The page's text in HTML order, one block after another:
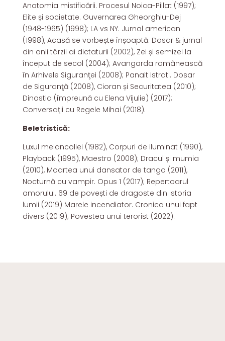
Anatomia mistificării. Procesul Noica-Pillat (1997);
Elite și societate. Guvernarea Gheorghiu-Dej
(1948-1965) (1998); LA vs NY. Jurnal american
(1998), Acasă se vorbește înșoaptă. Dosar & jurnal
din anii târzii ai dictaturii (2002), Zei și semizei la
început de secol (2004); Avangarda românească
în Arhivele Siguranţei (2008); Panait Istrati. Dosar
de Siguranţă (2008), Cioran și Securitatea (2010);
Dinastia (împreună cu Elena Vijulie) (2017);
Conversaţii cu Regele Mihai (2018).
Beletristică:
Luxul melancoliei (1982), Corpuri de iluminat (1990),
Playback (1995), Maestro (2008); Dracul și mumia
(2010), Moartea unui dansator de tango (2011),
Nocturnă cu vampir. Opus 1 (2017); Repertoarul
amorului. 69 de povești de dragoste din istoria
lumii (2019) Marele incendiator. Cronica unui fapt
divers (2019); Povestea unui terorist (2022).